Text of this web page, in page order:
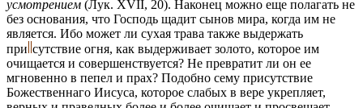
усмотрением (Лук. XVII, 20). Наконец можно еще полагать не
без основания, что Господь щадит сынов мира, когда им не
является. Ибо может ли сухая трава также выдержать
при сутствие огня, как выдерживает золото, которое им
очищается и совершенствуется? Не превратит ли он ее
мгновенно в пепел и прах? Подобно сему присутствие
Божественнаго Иисуса, которое слабых в вере укрепляет,